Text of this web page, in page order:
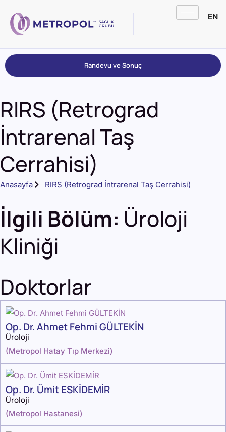
EN
Randevu ve Sonuç
RIRS (Retrograd
İntrarenal Taş
Cerrahisi)
Anasayfa RIRS (Retrograd İntrarenal Taş Cerrahisi)
İlgili Bölüm: Üroloji
Kliniği
Doktorlar
Op. Dr. Ahmet Fehmi GÜLTEKİN
Üroloji
(Metropol Hatay Tıp Merkezi)
Op. Dr. Ümit ESKİDEMİR
Üroloji
(Metropol Hastanesi)